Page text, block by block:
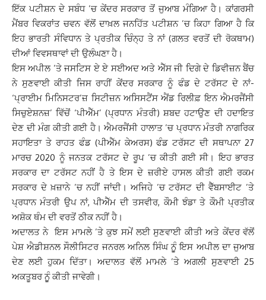
ਇੱਕ ਪਟੀਸ਼ਨ ਦੇ ਸਬੰਧ ’ਚ ਕੇਂਦਰ ਸਰਕਾਰ ਤੋਂ ਜੁਆਬ ਮੰਗਿਆ ਹੈ। ਕਾਂਗਰਸੀ
ਮੈਂਬਰ ਵਿਕਰਾਂਤ ਚਵਨ ਵੱਲੋਂ ਦਾਖ਼ਲ ਜਨਹਿੱਤ ਪਟੀਸ਼ਨ ’ਚ ਕਿਹਾ ਗਿਆ ਹੈ ਕਿ
ਇਹ ਭਾਰਤੀ ਸੰਵਿਧਾਨ ਤੇ ਪ੍ਰਤੀਕ ਚਿੰਨ੍ਹ ਤੇ ਨਾਂ (ਗਲਤ ਵਰਤੋਂ ਦੀ ਰੋਕਥਾਮ)
ਦੀਆਂ ਵਿਵਸਥਾਵਾਂ ਦੀ ਉਲੰਘਣਾ ਹੈ।
ਇਸ ਅਪੀਲ ’ਤੇ ਜਸਟਿਸ ਏ ਏ ਸਈਅਦ ਅਤੇ ਐੱਸ ਜੀ ਦਿਗੇ ਦੇ ਡਿਵੀਜ਼ਨ ਬੈਂਚ
ਨੇ ਸੁਣਵਾਈ ਕੀਤੀ ਜਿਸ ਰਾਹੀਂ ਕੇਂਦਰ ਸਰਕਾਰ ਨੂੰ ਫੰਡ ਦੇ ਟਰੱਸਟ ਦੇ ਨਾਂ-
‘ਪ੍ਰਾਈਮ ਮਿਨਿਸਟਰ’ਜ਼ ਸਿਟੀਜ਼ਨ ਅਸਿਸਟੈਂਸ ਐਂਡ ਰਿਲੀਫ਼ ਇਨ ਐਮਰਜੈਂਸੀ
ਸਿਚੁਏਸ਼ਨਜ਼’ ਵਿੱਚੋਂ ‘ਪੀਐੱਮ’ (ਪ੍ਰਧਾਨ ਮੰਤਰੀ) ਸ਼ਬਦ ਹਟਾਉਣ ਦੀ ਹਦਾਇਤ
ਦੇਣ ਦੀ ਮੰਗ ਕੀਤੀ ਗਈ ਹੈ। ਐਮਰਜੈਂਸੀ ਹਾਲਾਤ ’ਚ ਪ੍ਰਧਾਨ ਮੰਤਰੀ ਨਾਗਰਿਕ
ਸਹਾਇਤਾ ਤੇ ਰਾਹਤ ਫੰਡ (ਪੀਐੱਮ ਕੇਅਰਸ) ਫੰਡ ਟਰੱਸਟ ਦੀ ਸਥਾਪਨਾ 27
ਮਾਰਚ 2020 ਨੂੰ ਜਨਤਕ ਟਰੱਸਟ ਦੇ ਰੂਪ ’ਚ ਕੀਤੀ ਗਈ ਸੀ। ਇਹ ਭਾਰਤ
ਸਰਕਾਰ ਦਾ ਟਰੱਸਟ ਨਹੀਂ ਹੈ ਤੇ ਇਸ ਦੇ ਜ਼ਰੀਏ ਹਾਸਲ ਕੀਤੀ ਗਈ ਰਕਮ
ਸਰਕਾਰ ਦੇ ਖ਼ਜ਼ਾਨੇ ’ਚ ਨਹੀਂ ਜਾਂਦੀ। ਅਜਿਹੇ ’ਚ ਟਰੱਸਟ ਦੀ ਵੈੱਬਸਾਈਟ ’ਤੇ
ਪ੍ਰਧਾਨ ਮੰਤਰੀ ਉਪ ਨਾਂ, ਪੀਐੱਮ ਦੀ ਤਸਵੀਰ, ਕੌਮੀ ਝੰਡਾ ਤੇ ਕੌਮੀ ਪ੍ਰਤੀਕ
ਅਸ਼ੋਕ ਥੰਮ ਦੀ ਵਰਤੋਂ ਠੀਕ ਨਹੀਂ ਹੈ।
ਅਦਾਲਤ ਨੇ ਇਸ ਮਾਮਲੇ ’ਤੇ ਕੁਝ ਸਮੇਂ ਲਈ ਸੁਣਵਾਈ ਕੀਤੀ ਅਤੇ ਕੇਂਦਰ ਵੱਲੋਂ
ਪੇਸ਼ ਐਡੀਸ਼ਨਲ ਸੌਲੀਸਿਟਰ ਜਨਰਲ ਅਨਿਲ ਸਿੰਘ ਨੂੁੰ ਇਸ ਅਪੀਲ ਦਾ ਜੁਆਬ
ਦੇਣ ਲਈ ਹੁਕਮ ਦਿੱਤਾ। ਅਦਾਲਤ ਵੱਲੋਂ ਮਾਮਲੇ ’ਤੇ ਅਗਲੀ ਸੁਣਵਾਈ 25
ਅਕਤੂਬਰ ਨੂੁੰ ਕੀਤੀ ਜਾਵੇਗੀ।